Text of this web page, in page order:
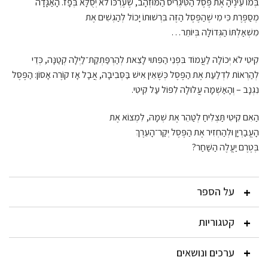
מְסַפֶּרֶת כִּי מִי שֶׁהַפֶּסֶל הַזֶּה בִּרְשׁוּתוֹ יָכוֹל לְהַגְשִׁים אֶת
מִשְׁאַלְתּוֹ הַגְּדוֹלָה בְּיוֹתֵר…
קִיטִי לֹא יְכוֹלָה לַעֲמוֹד בִּפְנֵי הַפִּתּוּי לָצֵאת לְהַרְפַּתְקַת־לַיְלָה קְטַנָּה, כְּדֵי
לְהַרְאוֹת לִדְלַעַת אֶת הַפֶּסֶל כְּשֶׁאֵין אִישׁ בַּסְּבִיבָה, אֲבָל אָז קוֹרֶה אָסוֹן: הַפֶּסֶל
נִגְנָב – וְהָאַשְׁמָה עֲלוּלָה לִפּוֹל עַל קִיטִי.
הַאִם קִיטִי תַּצְלִיחַ לְטַהֵר אֶת שְׁמָהּ, לִמְצוֹא אֶת
הָעֲבַרְיָן וּלְהַחְזִיר אֶת הַפֶּסֶל יְקַר־הָעֵרֶךְ
בְּטֶרֶם יַעֲלֶה הַשַּׁחַר?
על הספר
קטגוריות
ערכים ונושאים